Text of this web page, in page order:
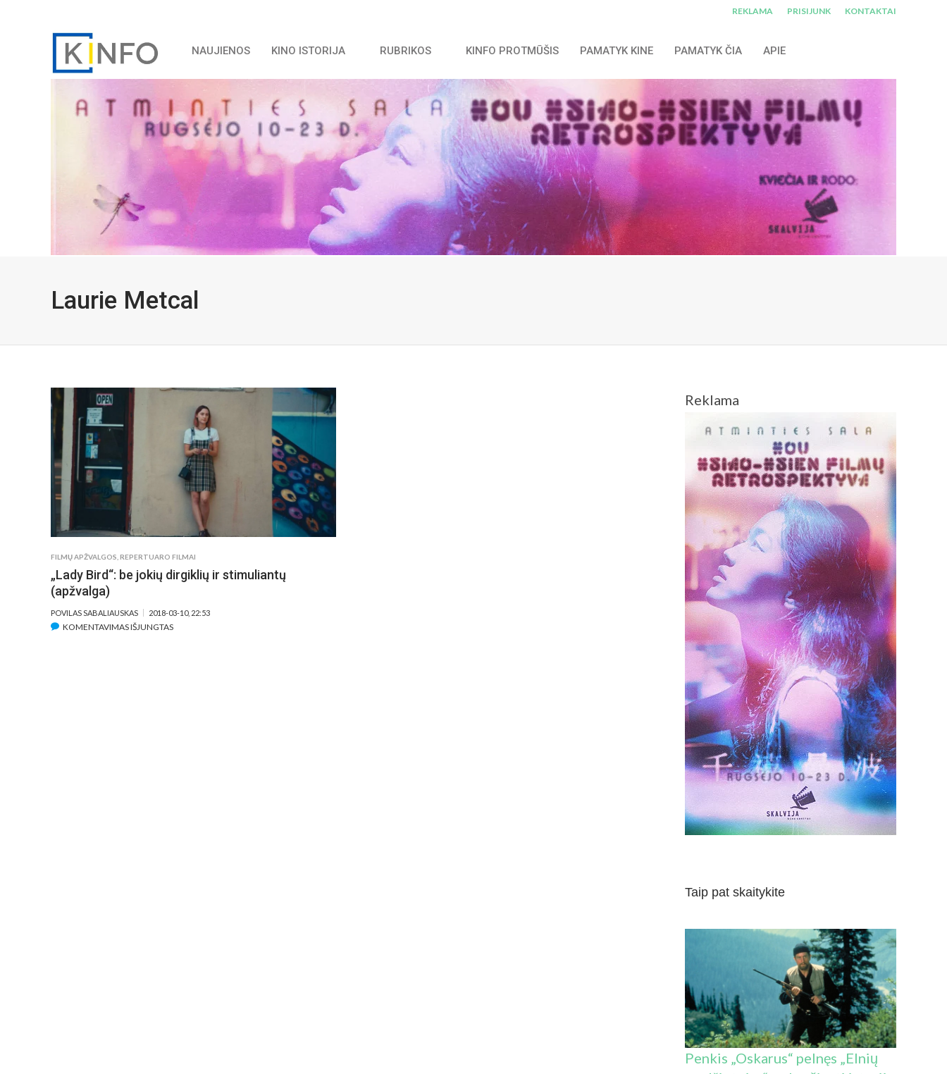
REKLAMA PRISIJUNK KONTAKTAI
NAUJIENOS KINO ISTORIJA RUBRIKOS KINFO PROTMŪŠIS PAMATYK KINE PAMATYK ČIA APIE
Laurie Metcal
FILMŲ APŽVALGOS REPERTUARO FILMAI
„Lady Bird“: be jokių dirgiklių ir stimuliantų
(apžvalga)
POVILAS SABALIAUSKAS 2018-03-10, 22:53
KOMENTAVIMAS IŠJUNGTASĮRAŠE
Reklama
Taip pat skaitykite
Penkis „Oskarus“ pelnęs „Elnių